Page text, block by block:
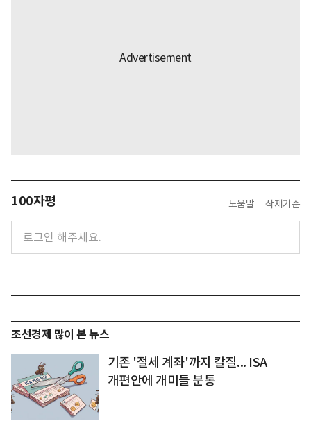
100자평 도움말 삭제기준
조선경제 많이 본 뉴스
기존 '절세 계좌'까지 칼질... ISA
개편안에 개미들 분통